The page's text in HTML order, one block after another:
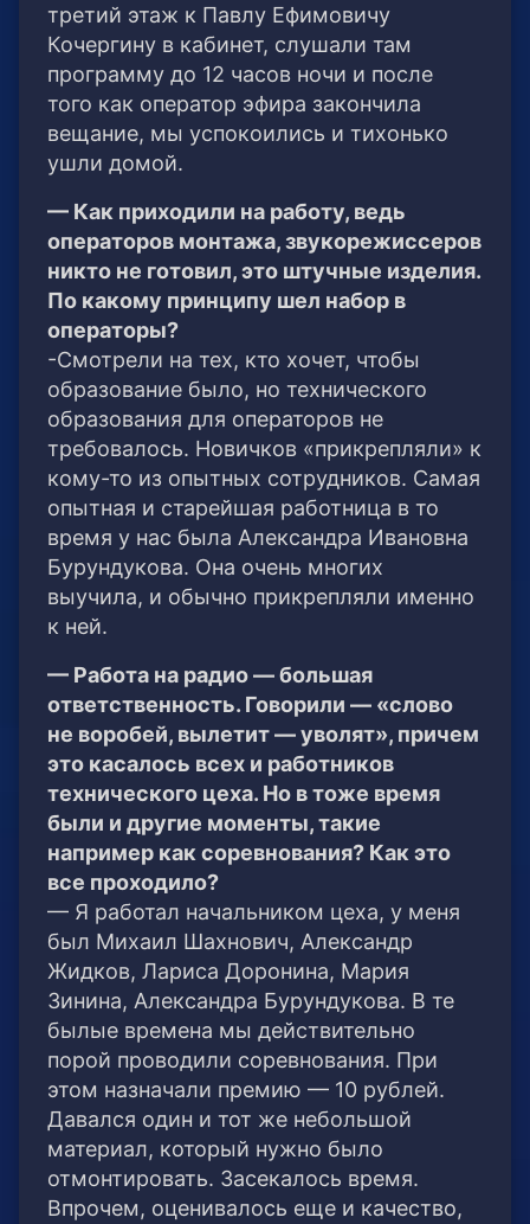
третий этаж к Павлу Ефимовичу
Кочергину в кабинет, слушали там
программу до 12 часов ночи и после
того как оператор эфира закончила
вещание, мы успокоились и тихонько
ушли домой.
— Как приходили на работу, ведь
операторов монтажа, звукорежиссеров
никто не готовил, это штучные изделия.
По какому принципу шел набор в
операторы?
-Смотрели на тех, кто хочет, чтобы
образование было, но технического
образования для операторов не
требовалось. Новичков «прикрепляли» к
кому-то из опытных сотрудников. Самая
опытная и старейшая работница в то
время у нас была Александра Ивановна
Бурундукова. Она очень многих
выучила, и обычно прикрепляли именно
к ней.
— Работа на радио — большая
ответственность. Говорили — «слово
не воробей, вылетит — уволят», причем
это касалось всех и работников
технического цеха. Но в тоже время
были и другие моменты, такие
например как соревнования? Как это
все проходило?
— Я работал начальником цеха, у меня
был Михаил Шахнович, Александр
Жидков, Лариса Доронина, Мария
Зинина, Александра Бурундукова. В те
былые времена мы действительно
порой проводили соревнования. При
этом назначали премию — 10 рублей.
Давался один и тот же небольшой
материал, который нужно было
отмонтировать. Засекалось время.
Впрочем, оценивалось еще и качество,